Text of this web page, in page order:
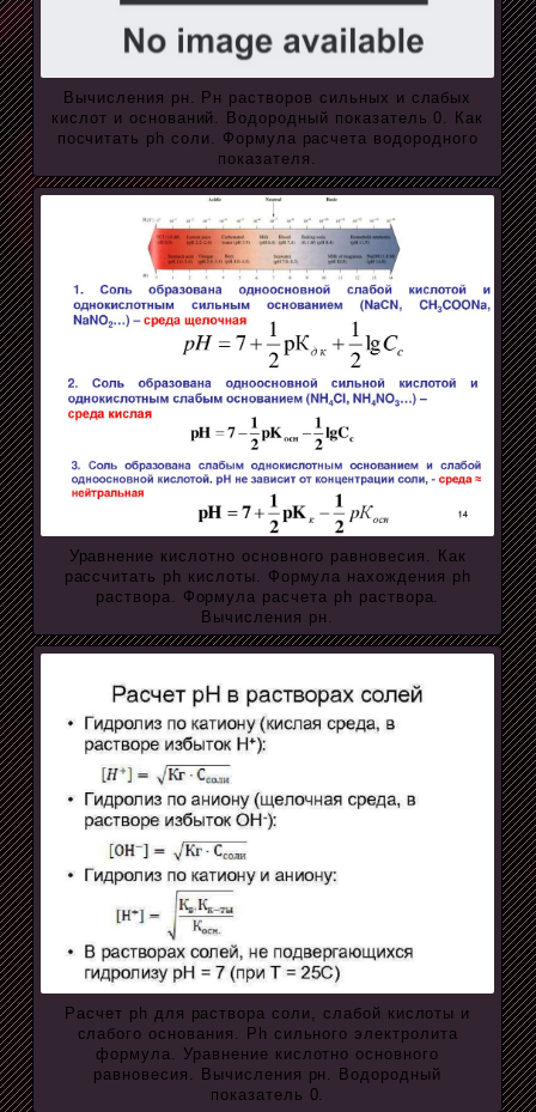
Вычисления рн. Рн растворов сильных и слабых
кислот и оснований. Водородный показатель 0. Как
посчитать ph соли. Формула расчета водородного
показателя.
Уравнение кислотно основного равновесия. Как
рассчитать ph кислоты. Формула нахождения ph
раствора. Формула расчета ph раствора.
Вычисления рн.
Расчет ph для раствора соли, слабой кислоты и
слабого основания. Ph сильного электролита
формула. Уравнение кислотно основного
равновесия. Вычисления рн. Водородный
показатель 0.